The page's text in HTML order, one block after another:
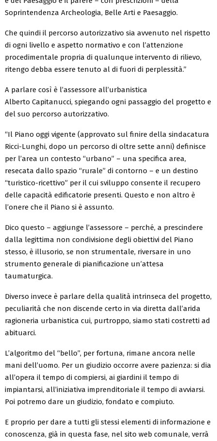
Soprintendenza Archeologia, Belle Arti e Paesaggio.
Che quindi il percorso autorizzativo sia avvenuto nel rispetto
di ogni livello e aspetto normativo e con l’attenzione
procedimentale propria di qualunque intervento di rilievo,
ritengo debba essere tenuto al di fuori di perplessità.”
A parlare così è l’assessore all’urbanistica
Alberto Capitanucci, spiegando ogni passaggio del progetto e
del suo percorso autorizzativo.
“Il Piano oggi vigente (approvato sul finire della sindacatura
Ricci-Lunghi, dopo un percorso di oltre sette anni) definisce
per l’area un contesto “urbano” – una specifica area,
resecata dallo spazio “rurale” di contorno – e un destino
“turistico-ricettivo” per il cui sviluppo consente il recupero
delle capacità edificatorie presenti. Questo e non altro è
l’onere che il Piano si è assunto.
Dico questo – aggiunge l’assessore – perché, a prescindere
dalla legittima non condivisione degli obiettivi del Piano
stesso, è illusorio, se non strumentale, riversare in uno
strumento generale di pianificazione un’attesa
taumaturgica.
Diverso invece è parlare della qualità intrinseca del progetto,
peculiarità che non discende certo in via diretta dall’arida
ragioneria urbanistica cui, purtroppo, siamo stati costretti ad
abituarci.
L’algoritmo del “bello”, per fortuna, rimane ancora nelle
mani dell’uomo. Per un giudizio occorre avere pazienza: si dia
all’opera il tempo di compiersi, ai giardini il tempo di
impiantarsi, all’iniziativa imprenditoriale il tempo di avviarsi.
Poi potremo dare un giudizio, fondato e compiuto.
E proprio per dare a tutti gli stessi elementi di informazione e
conoscenza, già in questa fase, nel sito web comunale, verrà